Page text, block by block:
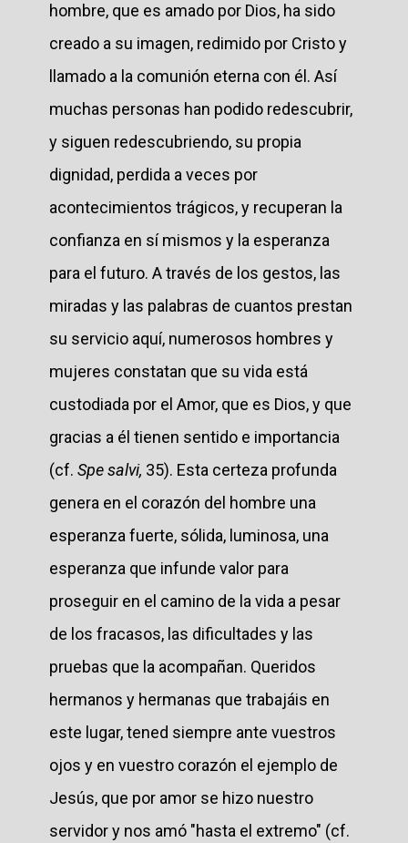
hombre, que es amado por Dios, ha sido
creado a su imagen, redimido por Cristo y
llamado a la comunión eterna con él. Así
muchas personas han podido redescubrir,
y siguen redescubriendo, su propia
dignidad, perdida a veces por
acontecimientos trágicos, y recuperan la
confianza en sí mismos y la esperanza
para el futuro. A través de los gestos, las
miradas y las palabras de cuantos prestan
su servicio aquí, numerosos hombres y
mujeres constatan que su vida está
custodiada por el Amor, que es Dios, y que
gracias a él tienen sentido e importancia
(cf. Spe salvi, 35). Esta certeza profunda
genera en el corazón del hombre una
esperanza fuerte, sólida, luminosa, una
esperanza que infunde valor para
proseguir en el camino de la vida a pesar
de los fracasos, las dificultades y las
pruebas que la acompañan. Queridos
hermanos y hermanas que trabajáis en
este lugar, tened siempre ante vuestros
ojos y en vuestro corazón el ejemplo de
Jesús, que por amor se hizo nuestro
servidor y nos amó "hasta el extremo" (cf.